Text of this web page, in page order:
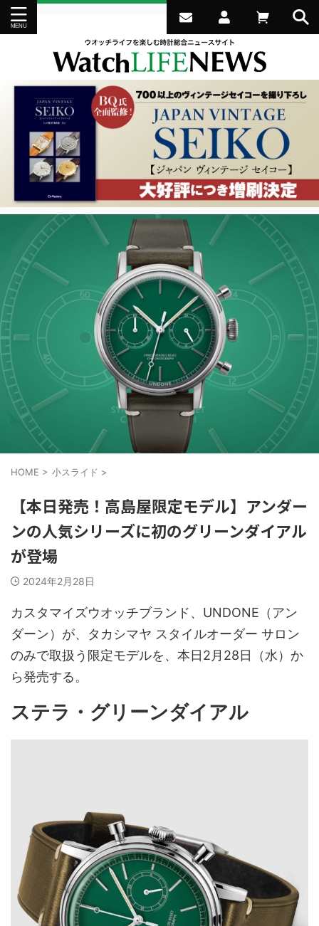
HOME > 小スライド >
【本日発売！高島屋限定モデル】アンダー
ンの人気シリーズに初のグリーンダイアル
が登場
2024年2月28日
カスタマイズウオッチブランド、UNDONE（アン
ダーン）が、タカシマヤ スタイルオーダー サロン
のみで取扱う限定モデルを、本日2月28日（水）か
ら発売する。
ステラ・グリーンダイアル